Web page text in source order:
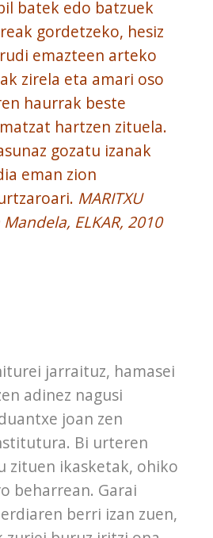
batek edo batzuek
gordetzeko, hesiz
emazteen arteko
zirela eta amari oso
haurrak beste
hartzen zituela.
gozatu izanak
eman zion
MARITXU
ELKAR, 2010
jarraituz, hamasei
adinez nagusi
joan zen
Bi urteren
zituen ikasketak, ohiko
beharrean. Garai
berri izan zuen,